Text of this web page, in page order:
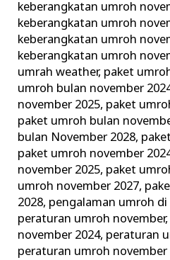
keberangkatan umroh
keberangkatan umroh
keberangkatan umroh
keberangkatan umroh
umrah weather, paket
umroh bulan november
november 2025, paket
paket umroh bulan
bulan November 2028,
paket umroh november
november 2025, paket
umroh november 2027,
2028, pengalaman umroh
peraturan umroh november,
november 2024, peraturan
peraturan umroh november